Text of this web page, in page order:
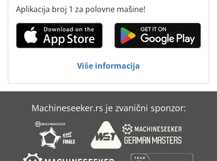
Aplikacija broj 1 za polovne mašine!
Više informacija
Machineseeker.rs je zvanični sponzor: